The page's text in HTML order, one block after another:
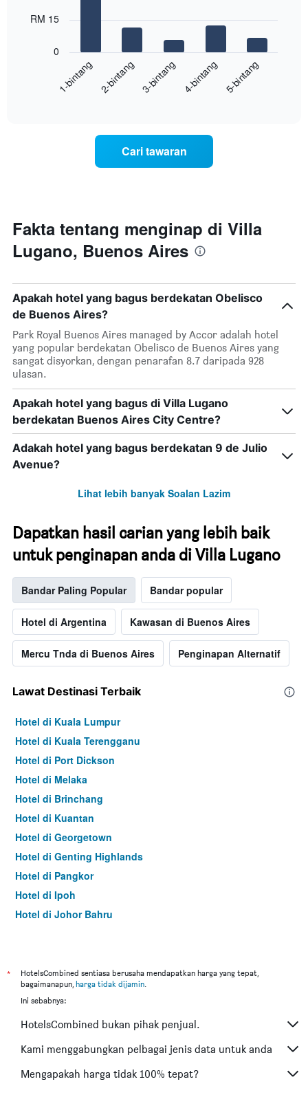
paksi
menunjukkan
purata
malam
ditemui
dalam
3
hari
lalu
bars.
berikut
memaparkan
lalu
yang
diagregatkan
mengikut
bintang
Carta
mempunyai
paksi
X
yang
memaparkan
kategori
hotel
mengikut
bintang.
Carta
mempunyai
1
memaparkan
harga
purata
bilik
hujung
minggu
ini
ditemui
dalam
3
hari
1-bintang 2-bintang3-bintang 4-bintang 5-bintang
0
RM 15
Cari tawaran
Fakta tentang menginap di Villa
Lugano, Buenos Aires
Apakah hotel yang bagus berdekatan Obelisco
de Buenos Aires?
Park Royal Buenos Aires managed by Accor adalah hotel
yang popular berdekatan Obelisco de Buenos Aires yang
sangat disyorkan, dengan penarafan 8.7 daripada 928
ulasan.
Apakah hotel yang bagus di Villa Lugano
berdekatan Buenos Aires City Centre?
Adakah hotel yang bagus berdekatan 9 de Julio
Avenue?
Lihat lebih banyak Soalan Lazim
Dapatkan hasil carian yang lebih baik
untuk penginapan anda di Villa Lugano
Bandar Paling Popular Bandar popular
Hotel di Argentina Kawasan di Buenos Aires
Mercu Tnda di Buenos Aires Penginapan Alternatif
Lawat Destinasi Terbaik
Hotel di Kuala Lumpur
Hotel di Kuala Terengganu
Hotel di Port Dickson
Hotel di Melaka
Hotel di Brinchang
Hotel di Kuantan
Hotel di Georgetown
Hotel di Genting Highlands
Hotel di Pangkor
Hotel di Ipoh
Hotel di Johor Bahru
Hotel di Kuching
Hotel di Tokyo
Hotel di Bangkok
Hotel di Putrajaya
Hotel di Shah Alam
*
HotelsCombined sentiasa berusaha mendapatkan harga yang tepat,
bagaimanapun, harga tidak dijamin.
Ini sebabnya:
HotelsCombined bukan pihak penjual.
Kami menggabungkan pelbagai jenis data untuk anda
Mengapakah harga tidak 100% tepat?